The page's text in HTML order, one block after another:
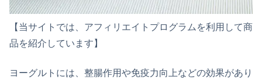
【当サイトでは、アフィリエイトプログラムを利用して商
品を紹介しています】
ヨーグルトには、整腸作用や免疫力向上などの効果があり